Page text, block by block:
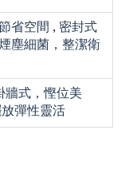
省空間 , 密封式
塵細菌，整潔衛
牆式，慳位美
彈性靈活